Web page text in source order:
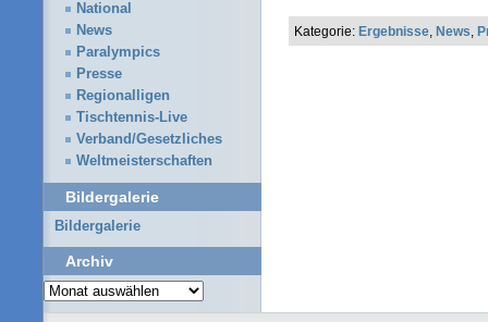
Kategorie: Ergebnisse News
National
News
Paralympics
Presse
Regionalligen
Tischtennis-Live
Verband/Gesetzliches
Weltmeisterschaften
Bildergalerie
Bildergalerie
Archiv
Archiv